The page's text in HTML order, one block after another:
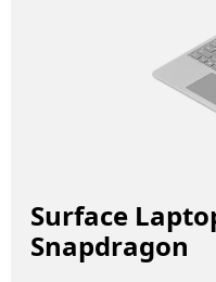
Surface
Snapdragon